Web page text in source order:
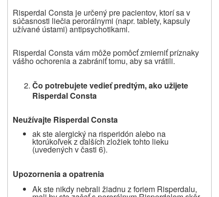
Risperdal Consta je určený pre pacientov, ktorí sa v
súčasnosti liečia perorálnymi (napr. tablety, kapsuly
užívané ústami) antipsychotikami.
Risperdal Consta vám môže pomôcť zmierniť príznaky
vášho ochorenia a zabrániť tomu, aby sa vrátili.
Čo potrebujete vedieť predtým, ako užijete
Risperdal Consta
Neužívajte Risperdal Consta
ak ste alergický na risperidón alebo na
ktorúkoľvek z ďalších zložiektohto lieku
(uvedených v časti 6).
Upozornenia a opatrenia
Ak ste nikdy nebrali žiadnu z foriem Risperdalu,